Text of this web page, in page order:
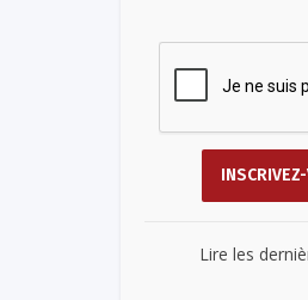
Lire les